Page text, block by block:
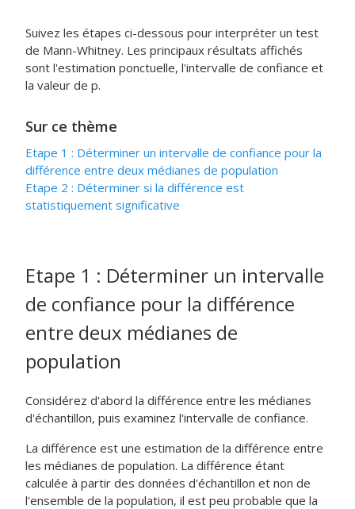
Suivez les étapes ci-dessous pour interpréter un test
de Mann-Whitney. Les principaux résultats affichés
sont l'estimation ponctuelle, l'intervalle de confiance et
la valeur de p.
Sur ce thème
Etape 1 : Déterminer un intervalle de confiance pour la
différence entre deux médianes de population
Etape 2 : Déterminer si la différence est
statistiquement significative
Etape 1 : Déterminer un intervalle
de confiance pour la différence
entre deux médianes de
population
Considérez d'abord la différence entre les médianes
d'échantillon, puis examinez l'intervalle de confiance.
La différence est une estimation de la différence entre
les médianes de population. La différence étant
calculée à partir des données d'échantillon et non de
l'ensemble de la population, il est peu probable que la